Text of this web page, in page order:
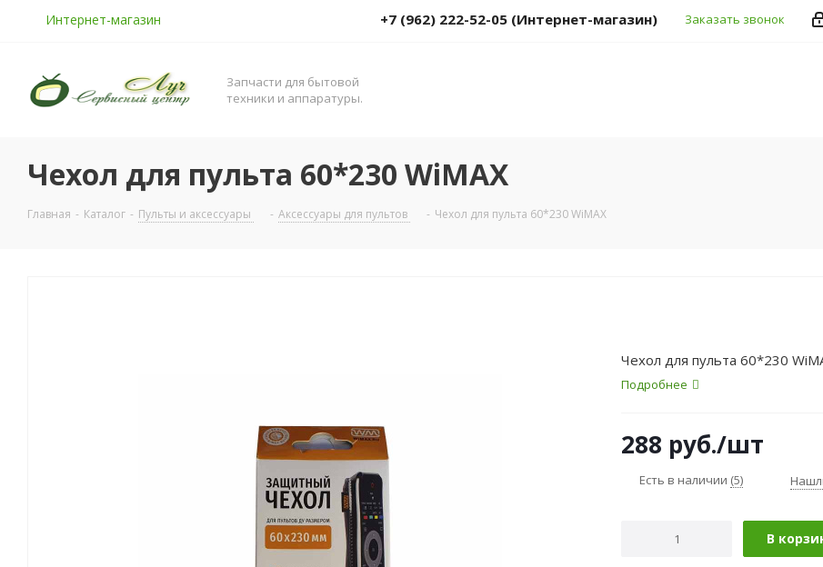
Интернет-магазин +7 (962) 222-52-05 (Интернет-магазин) Заказать звонок
Запчасти для бытовой
техники и аппаратуры.
Чехол для пульта 60*230 WiMAX
Главная - Каталог - Пульты и аксессуары - Аксессуары для пультов - Чехол для пульта 60*230 WiMAX
Чехол для пульта 60*230
Подробнее
288 руб./шт
Есть в наличии (5)
В